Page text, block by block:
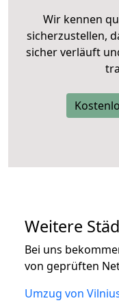
Wir kennen
sicherzustellen,
sicher verläuft
Weitere
Bei uns
von geprüften
Umzug von